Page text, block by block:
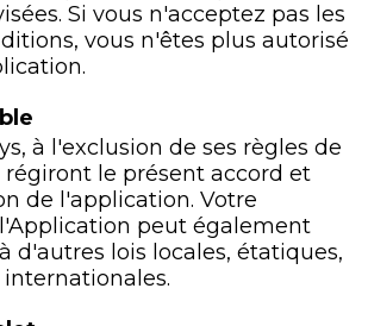
Si vous n'acceptez pas les
vous n'êtes plus autorisé
à l'exclusion de ses règles de
le présent accord et
de l'application. Votre
peut également
d'autres lois locales, étatiques,